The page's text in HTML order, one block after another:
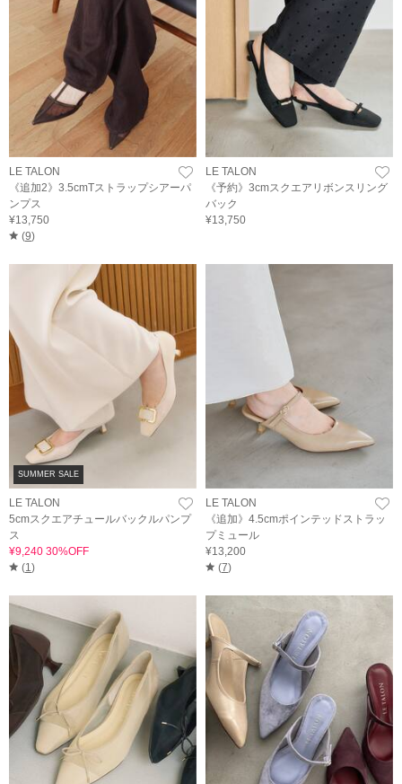
LE TALON
《追加2》3.5cmTストラップシアーパ
ンプス
¥13,750
(9)
LE TALON
《予約》3cmスクエアリボンスリング
バック
¥13,750
SUMMER SALE
LE TALON
5cmスクエアチュールバックルパンプ
ス
¥9,240 30%OFF
(1)
LE TALON
《追加》4.5cmポインテッドストラッ
プミュール
¥13,200
(7)